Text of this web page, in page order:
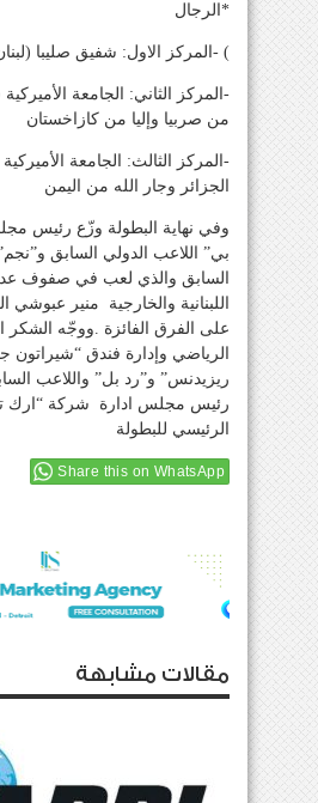
*الرجال
) -المركز الاول: شفيق صليبا
-المركز الثاني: الجامعة
من صربيا وإليا من كازاخستان
-المركز الثالث: الجامعة
الجزائر وجار الله من اليمن
وفي نهاية البطولة وزّع رئيس
بي” اللاعب الدولي السابق
السابق والذي لعب في صفوف
اللبنانية والخارجية منير عبوشي
على الفرق الفائزة .ووجّه
الرياضي وإدارة فندق “شيراتون
ريزيدنس” و”رد بل” واللاعب
رئيس مجلس ادارة شركة “ارك
الرئيسي للبطولة
Share this on WhatsApp
مقالات مشابهة